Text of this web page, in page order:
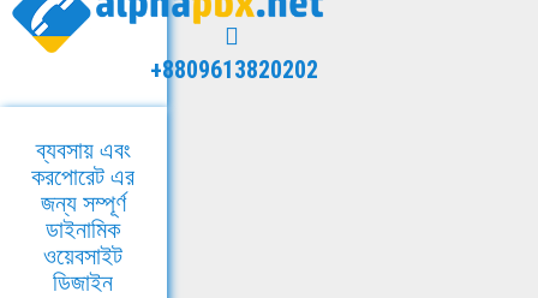
+8809613820202
ব্যবসায় এবং
করপোরেট এর
জন্য সম্পূর্ণ
ডাইনামিক
ওয়েবসাইট
ডিজাইন